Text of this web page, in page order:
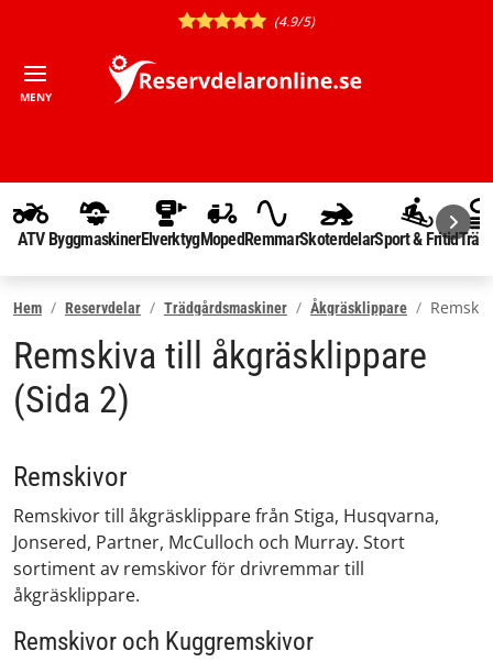
(4.9/5)
MENY
ATV ByggmaskinerElverktygMopedRemmarSkoterdelarSport & Fritid
Hem Reservdelar Trädgårdsmaskiner Åkgräsklippare
Remskiva till åkgräsklippare
(Sida 2)
Remskivor
Remskivor till åkgräsklippare från Stiga, Husqvarna,
Jonsered, Partner, McCulloch och Murray. Stort
sortiment av remskivor för drivremmar till
åkgräsklippare.
Remskivor och Kuggremskivor